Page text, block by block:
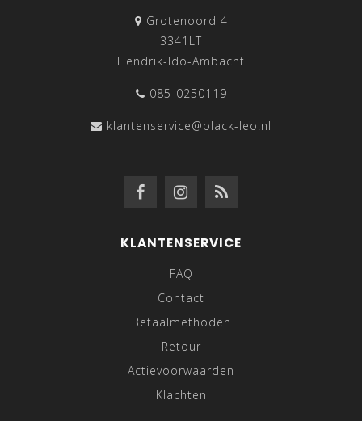
Grotenoord 4
3341LT
Hendrik-Ido-Ambacht
085-0250119
klantenservice@black-leo.nl
KLANTENSERVICE
FAQ
Contact
Betaalmethoden
Retour
Actievoorwaarden
Klachten